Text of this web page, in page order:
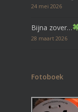
24 mei 2026
Bijna zover…
28 maart 2026
Fotoboek